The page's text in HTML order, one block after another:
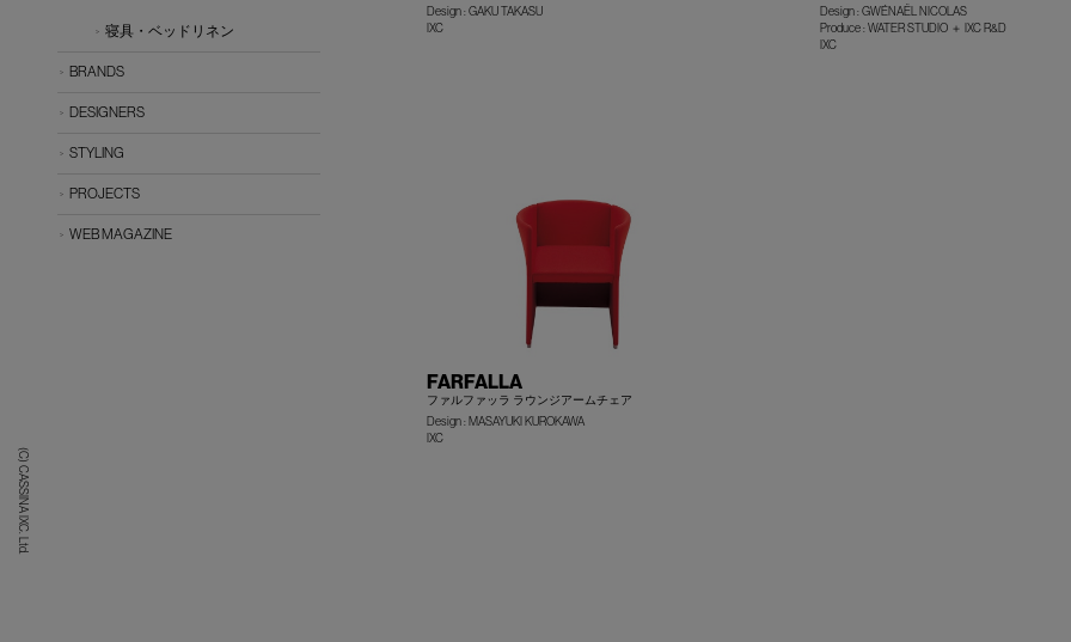
(C) CASSINA IXC. Ltd.
Design : GAKU TAKASU
IXC
Design : GWÉNAËL NICOLAS
Produce : WATER STUDIO ＋ IXC R&D
IXC
FARFALLA
ファルファッラ ラウンジアームチェア
Design : MASAYUKI KUROKAWA
IXC
寝具・ベッドリネン
BRANDS
DESIGNERS
STYLING
PROJECTS
WEB MAGAZINE